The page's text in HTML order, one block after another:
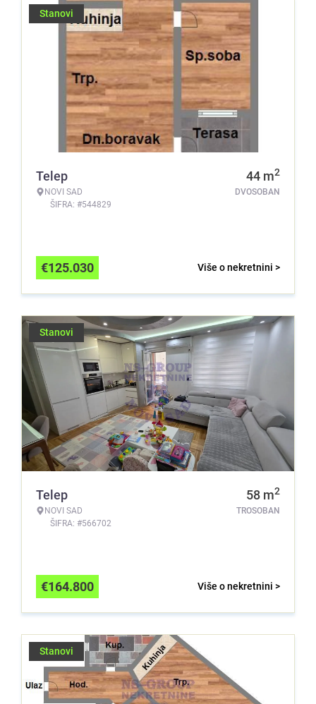
Stanovi
Telep
NOVI SAD
ŠIFRA: #544829
44 m2
DVOSOBAN
Više o nekretnini >
€125.030
Stanovi
Telep
NOVI SAD
ŠIFRA: #566702
58 m2
TROSOBAN
Više o nekretnini >
€164.800
Stanovi